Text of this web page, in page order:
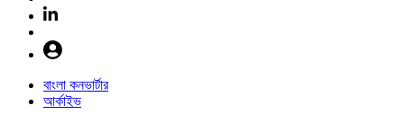
বাংলা কনভার্টার
আর্কাইভ